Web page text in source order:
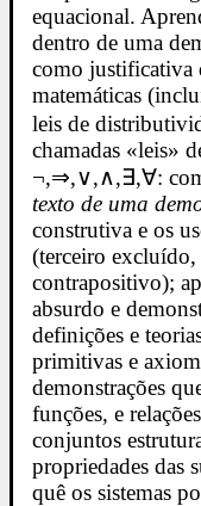
equacional.
dentro de uma
como justificativa
matemáticas
leis de
chamadas «leis»
¬,⇒,∨,∧,∃,∀:
texto de uma
construtiva e os
(terceiro excluído,
contrapositivo);
absurdo e
definições e
primitivas e
demonstrações
funções, e
conjuntos
propriedades das
quê os sistemas